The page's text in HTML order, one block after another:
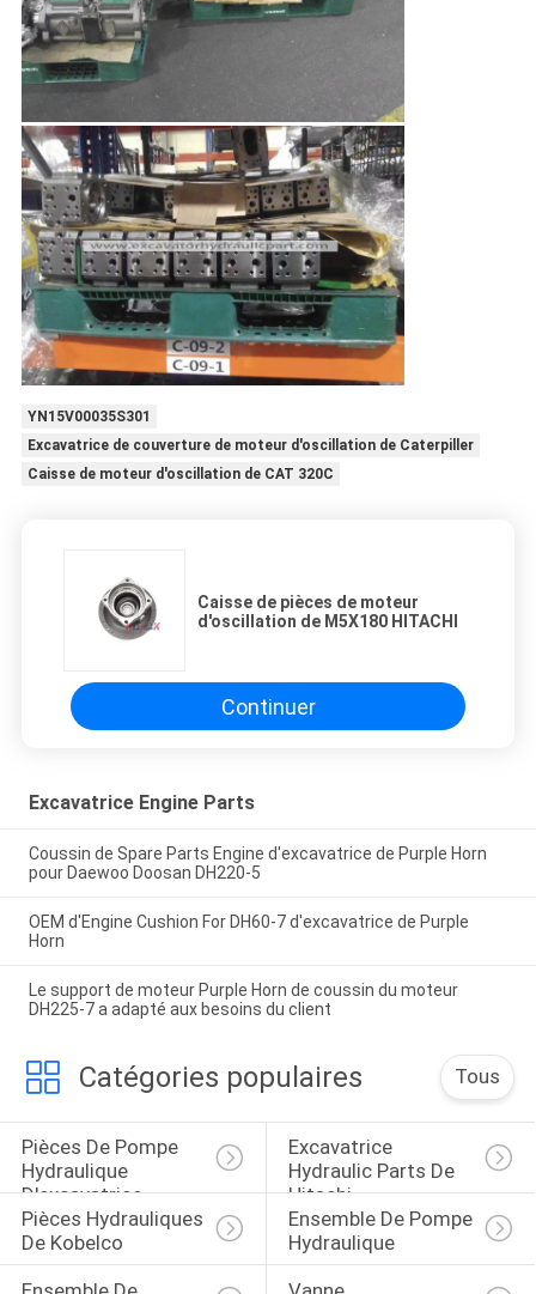
YN15V00035S301
Excavatrice de couverture de moteur d'oscillation de Caterpiller
Caisse de moteur d'oscillation de CAT 320C
Caisse de pièces de moteur
d'oscillation de M5X180 HITACHI
Continuer
Excavatrice Engine Parts
Coussin de Spare Parts Engine d'excavatrice de Purple Horn
pour Daewoo Doosan DH220-5
OEM d'Engine Cushion For DH60-7 d'excavatrice de Purple
Horn
Le support de moteur Purple Horn de coussin du moteur
DH225-7 a adapté aux besoins du client
Catégories populaires Tous
Pièces De Pompe
Hydraulique
D'excavatrice
Excavatrice
Hydraulic Parts De
Hitachi
Pièces Hydrauliques
De Kobelco
Ensemble De Pompe
Hydraulique